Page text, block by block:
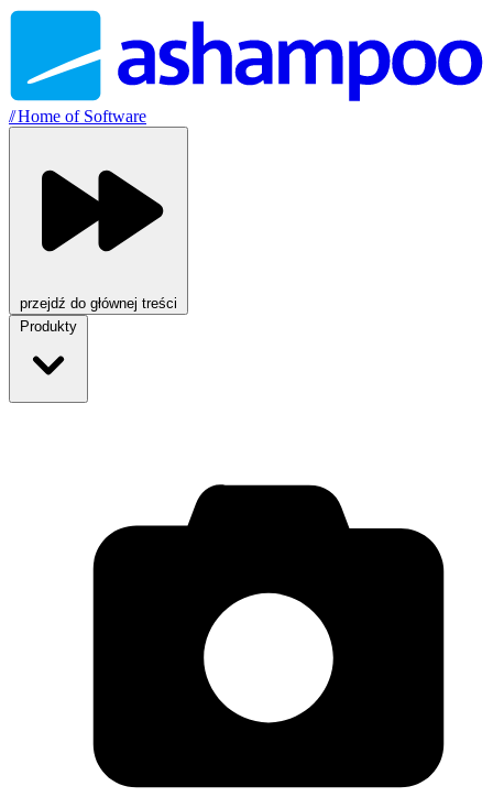
//Home of Software
przejdź do głównej treści
Produkty